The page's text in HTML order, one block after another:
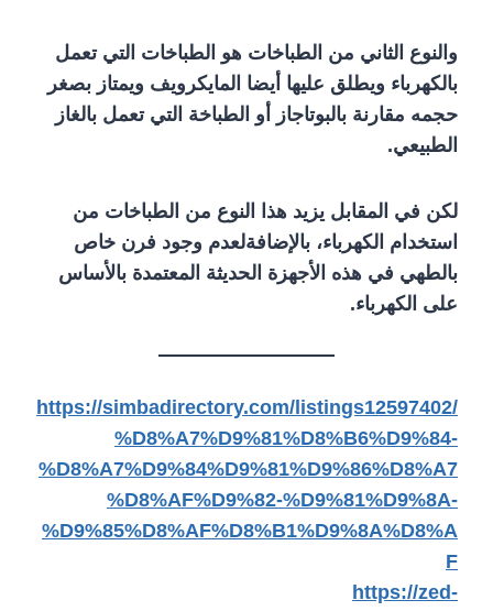
والنوع الثاني من الطباخات هو الطباخات التي تعمل
بالكهرباء ويطلق عليها أيضا المايكرويف ويمتاز بصغر
حجمه مقارنة بالبوتاجاز أو الطباخة التي تعمل بالغاز
الطبيعي.
لكن في المقابل يزيد هذا النوع من الطباخات من
استخدام الكهرباء، بالإضافةلعدم وجود فرن خاص
بالطهي في هذه الأجهزة الحديثة المعتمدة بالأساس
على الكهرباء.
https://simbadirectory.com/listings12597402/
%D8%A7%D9%81%D8%B6%D9%84-
%D8%A7%D9%84%D9%81%D9%86%D8%A7
%D8%AF%D9%82-%D9%81%D9%8A-
%D9%85%D8%AF%D8%B1%D9%8A%D8%A
F
https://zed-